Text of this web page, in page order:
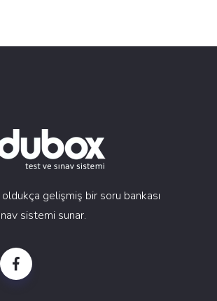
gelişmiş bir soru bankası
sistemi sunar.